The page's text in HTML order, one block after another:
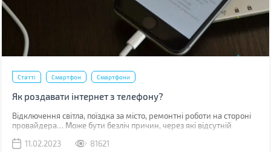
Статті Смартфон Смартфони
Як роздавати інтернет з телефону?
Відключення світла, поїздка за місто, ремонтні роботи на стороні
провайдера… Може бути безліч причин, через які відсутній
мобільна мережа, звичайно, якщо ви знаходитесь у зоні її
11.02.2023 81621